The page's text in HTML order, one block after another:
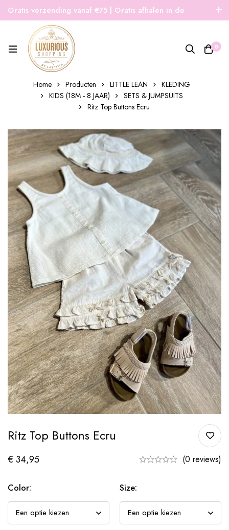
Gratis verzending vanaf €75 | Gratis afhalen in de
winkel | Snelle verzending
0
Home Producten LITTLE LEAN
KLEDING
KIDS (18M - 8 JAAR)
SETS & JUMPSUITS
Ritz Top Buttons Ecru
Ritz Top Buttons Ecru
€ 34,95 (0 reviews)
Color: Size: